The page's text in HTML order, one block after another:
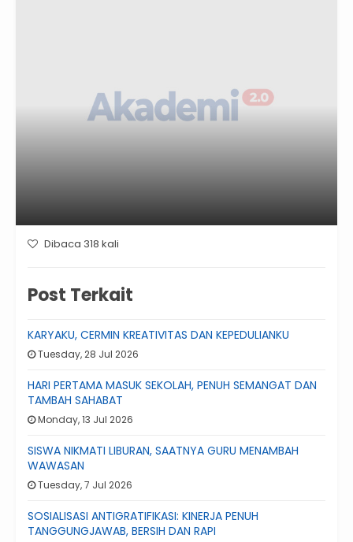
Dibaca 318 kali
Post Terkait
KARYAKU, CERMIN KREATIVITAS DAN KEPEDULIANKU
Tuesday, 28 Jul 2026
HARI PERTAMA MASUK SEKOLAH, PENUH SEMANGAT DAN
TAMBAH SAHABAT
Monday, 13 Jul 2026
SISWA NIKMATI LIBURAN, SAATNYA GURU MENAMBAH
WAWASAN
Tuesday, 7 Jul 2026
SOSIALISASI ANTIGRATIFIKASI: KINERJA PENUH
TANGGUNGJAWAB, BERSIH DAN RAPI